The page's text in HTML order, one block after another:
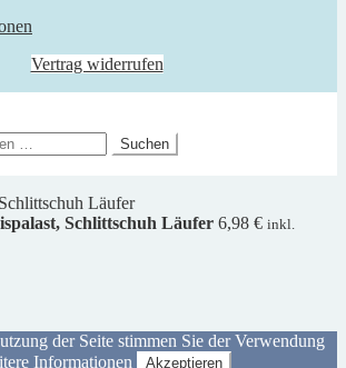
Vertrag widerrufen
Suchen
Schlittschuh Läufer 6,98 € inkl.
der Seite stimmen Sie der Verwendung
Informationen Akzeptieren